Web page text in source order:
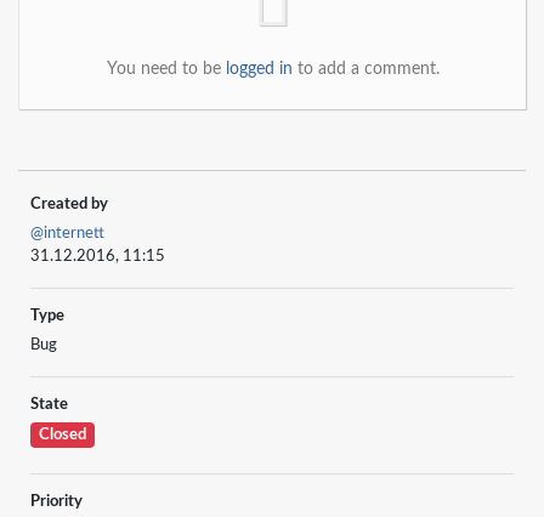
You need to be logged in to add a comment.
Created by
@internett
31.12.2016, 11:15
Type
Bug
State
Closed
Priority